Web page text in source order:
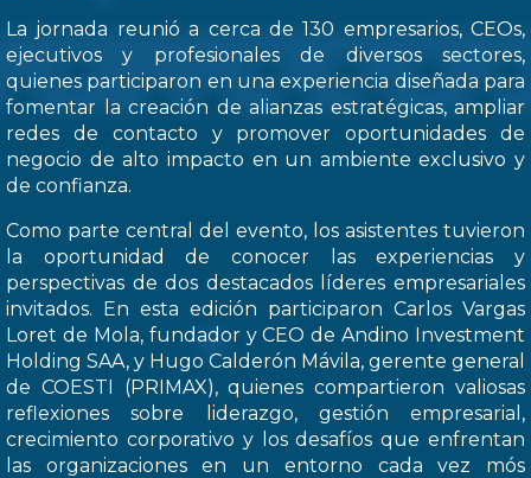
La jornada reunió a cerca de 130 empresarios, CEOs,
ejecutivos y profesionales de diversos sectores,
quienes participaron en una experiencia diseñada para
fomentar la creación de alianzas estratégicas, ampliar
redes de contacto y promover oportunidades de
negocio de alto impacto en un ambiente exclusivo y
de confianza.
Como parte central del evento, los asistentes tuvieron
la oportunidad de conocer las experiencias y
perspectivas de dos destacados líderes empresariales
invitados. En esta edición participaron Carlos Vargas
Loret de Mola, fundador y CEO de Andino Investment
Holding SAA, y Hugo Calderón Mávila, gerente general
de COESTI (PRIMAX), quienes compartieron valiosas
reflexiones sobre liderazgo, gestión empresarial,
crecimiento corporativo y los desafíos que enfrentan
las organizaciones en un entorno cada vez mós